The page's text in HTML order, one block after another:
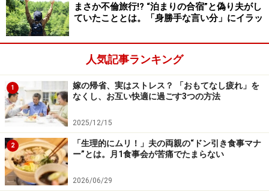
＞【後編へ続く】親友宅に招かれて私が見たものは……マ
ナが結婚できたワケにハッとして、でも同時にモヤモヤ
して
原案：亀山 早苗
イラスト：ポレポレ美（@poreporemi）
【関連記事】
SNSに「私から夫を奪った女」と書き込まれて…夫
の前妻からの嫌がらせ行為が止まらない
正直引いた…とにかく今すぐ「結婚したいだけ」の
まさか不倫旅行!? “泊まりの合宿”と偽り夫がし
ていたこととは。「身勝手な言い分」にイラッ
人気記事ランキング
1
嫁の帰省、実はストレス？ 「おもてなし疲れ」を
なくし、お互い快適に過ごす3つの方法
2025/12/15
2
「生理的にムリ！」夫の両親の“ドン引き食事マナ
ー”とは。月1食事会が苦痛でたまらない
2026/06/29